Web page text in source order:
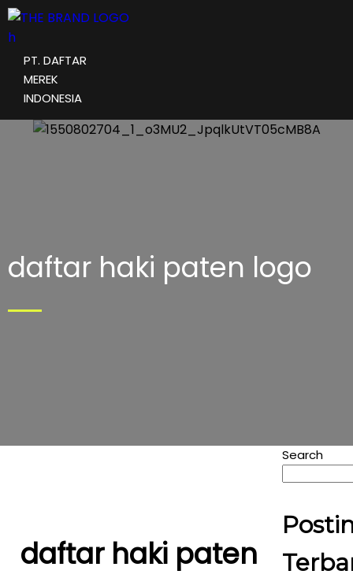
PT. DAFTAR
MEREK
INDONESIA
daftar haki paten logo
daftar haki paten
Search